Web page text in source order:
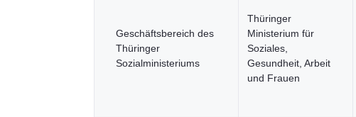
Geschäftsbereich des
Thüringer
Sozialministeriums
Thüringer
Ministerium für
Soziales,
Gesundheit, Arbeit
und Frauen